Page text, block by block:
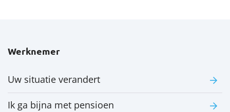
Werknemer
Uw situatie verandert
Ik ga bijna met pensioen